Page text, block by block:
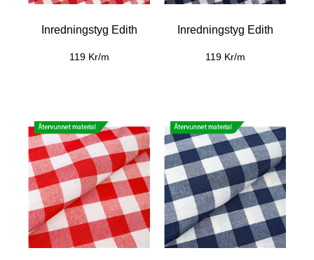
Inredningstyg Edith
119 Kr/m
Inredningstyg Edith
119 Kr/m